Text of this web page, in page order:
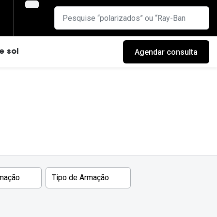
sol Agendar consulta
Tipo de Armação